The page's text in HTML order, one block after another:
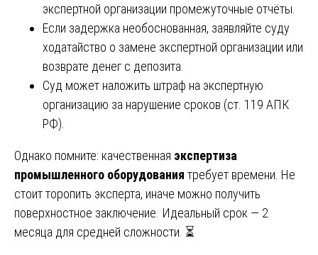
экспертной организации промежуточные отчёты.
Если задержка необоснованная, заявляйте суду
ходатайство о замене экспертной организации или
возврате денег с депозита.
Суд может наложить штраф на экспертную
организацию за нарушение сроков (ст. 119 АПК
РФ).
Однако помните: качественная экспертиза
промышленного оборудования требует времени. Не
стоит торопить эксперта, иначе можно получить
поверхностное заключение. Идеальный срок — 2
месяца для средней сложности. ⏳